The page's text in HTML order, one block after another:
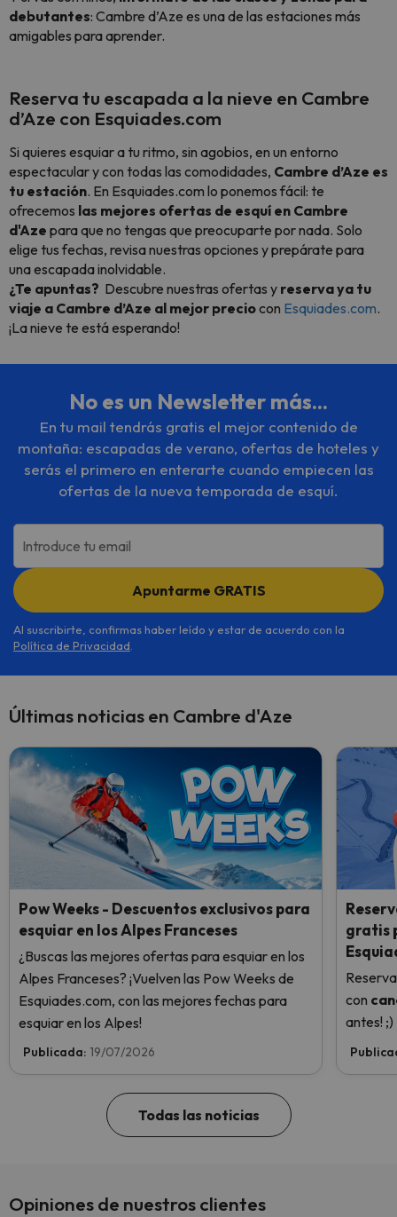
debutantes: Cambre d’Aze es una de las estaciones más
amigables para aprender.
Reserva tu escapada a la nieve en Cambre
d’Aze con Esquiades.com
Si quieres esquiar a tu ritmo, sin agobios, en un entorno
espectacular y con todas las comodidades, Cambre d’Aze es
tu estación. En Esquiades.com lo ponemos fácil: te
ofrecemos las mejores ofertas de esquí en Cambre
d'Aze para que no tengas que preocuparte por nada. Solo
elige tus fechas, revisa nuestras opciones y prepárate para
una escapada inolvidable.
¿Te apuntas? Descubre nuestras ofertas y reserva ya tu
viaje a Cambre d’Aze al mejor preciocon Esquiades.com.
¡La nieve te está esperando!
No es un Newsletter más...
En tu mail tendrás gratis el mejor contenido de
montaña: escapadas de verano, ofertas de hoteles y
serás el primero en enterarte cuando empiecen las
ofertas de la nueva temporada de esquí.
Introduce tu email
Apuntarme GRATIS
Al suscribirte, confirmas haber leído y estar de acuerdo con la
Política de Privacidad
Últimas noticias en Cambre d'Aze
Pow Weeks - Descuentos exclusivos para
esquiar en los Alpes Franceses
¿Buscas las mejores ofertas para esquiar en los
Alpes Franceses? ¡Vuelven las Pow Weeks de
Esquiades.com, con las mejores fechas para
esquiar en los Alpes!
Publicada: 19/07/2026
gratis
con
antes! ;)
Todas las noticias
Opiniones de nuestros clientes